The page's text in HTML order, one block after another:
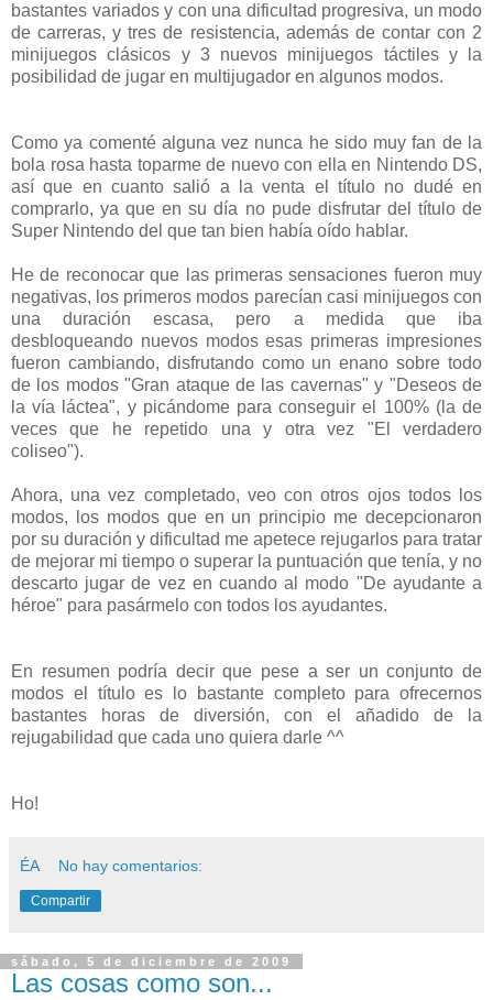
bastantes variados y con una dificultad progresiva, un modo
de carreras, y tres de resistencia, además de contar con 2
minijuegos clásicos y 3 nuevos minijuegos táctiles y la
posibilidad de jugar en multijugador en algunos modos.
Como ya comenté alguna vez nunca he sido muy fan de la
bola rosa hasta toparme de nuevo con ella en Nintendo DS,
así que en cuanto salió a la venta el título no dudé en
comprarlo, ya que en su día no pude disfrutar del título de
Super Nintendo del que tan bien había oído hablar.
He de reconocar que las primeras sensaciones fueron muy
negativas, los primeros modos parecían casi minijuegos con
una duración escasa, pero a medida que iba
desbloqueando nuevos modos esas primeras impresiones
fueron cambiando, disfrutando como un enano sobre todo
de los modos "Gran ataque de las cavernas" y "Deseos de
la vía láctea", y picándome para conseguir el 100% (la de
veces que he repetido una y otra vez "El verdadero
coliseo").
Ahora, una vez completado, veo con otros ojos todos los
modos, los modos que en un principio me decepcionaron
por su duración y dificultad me apetece rejugarlos para tratar
de mejorar mi tiempo o superar la puntuación que tenía, y no
descarto jugar de vez en cuando al modo "De ayudante a
héroe" para pasármelo con todos los ayudantes.
En resumen podría decir que pese a ser un conjunto de
modos el título es lo bastante completo para ofrecernos
bastantes horas de diversión, con el añadido de la
rejugabilidad que cada uno quiera darle ^^
Ho!
ÉA No hay comentarios:
Compartir
sábado, 5 de diciembre de 2009
Las cosas como son...